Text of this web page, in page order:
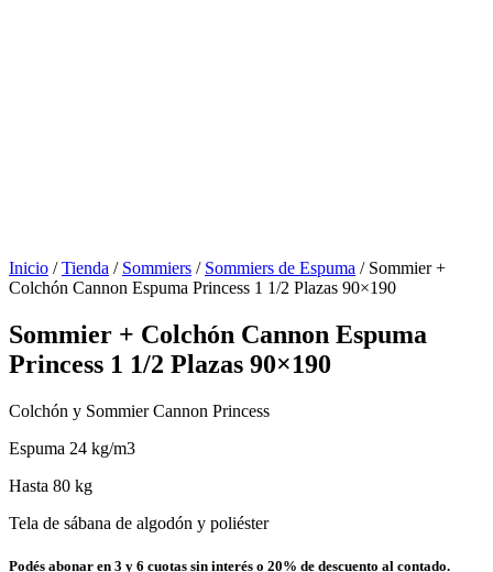
Inicio /Tienda / Sommiers / Sommiers de Espuma / Sommier +
Colchón Cannon Espuma Princess 1 1/2 Plazas 90×190
Sommier + Colchón Cannon Espuma
Princess 1 1/2 Plazas 90×190
Colchón y Sommier Cannon Princess
Espuma 24 kg/m3
Hasta 80 kg
Tela de sábana de algodón y poliéster
Podés abonar en 3 y 6 cuotas sin interés o 20% de descuento al contado.